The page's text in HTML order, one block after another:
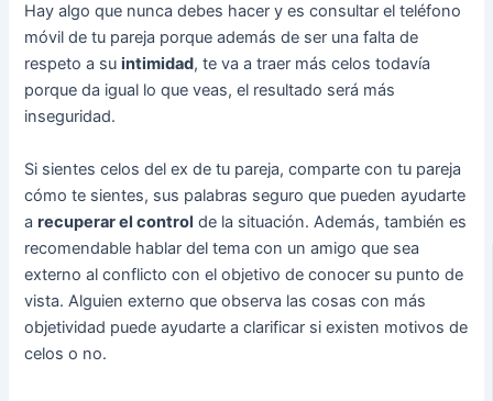
Hay algo que nunca debes hacer y es consultar el teléfono
móvil de tu pareja porque además de ser una falta de
respeto a suintimidad, te va a traer más celos todavía
porque da igual lo que veas, el resultado será más
inseguridad.
Si sientes celos del ex de tu pareja, comparte con tu pareja
cómo te sientes, sus palabras seguro que pueden ayudarte
arecuperar el control de la situación. Además, también es
recomendable hablar del tema con un amigo que sea
externo al conflicto con el objetivo de conocer su punto de
vista. Alguien externo que observa las cosas con más
objetividad puede ayudarte a clarificar si existen motivos de
celos o no.